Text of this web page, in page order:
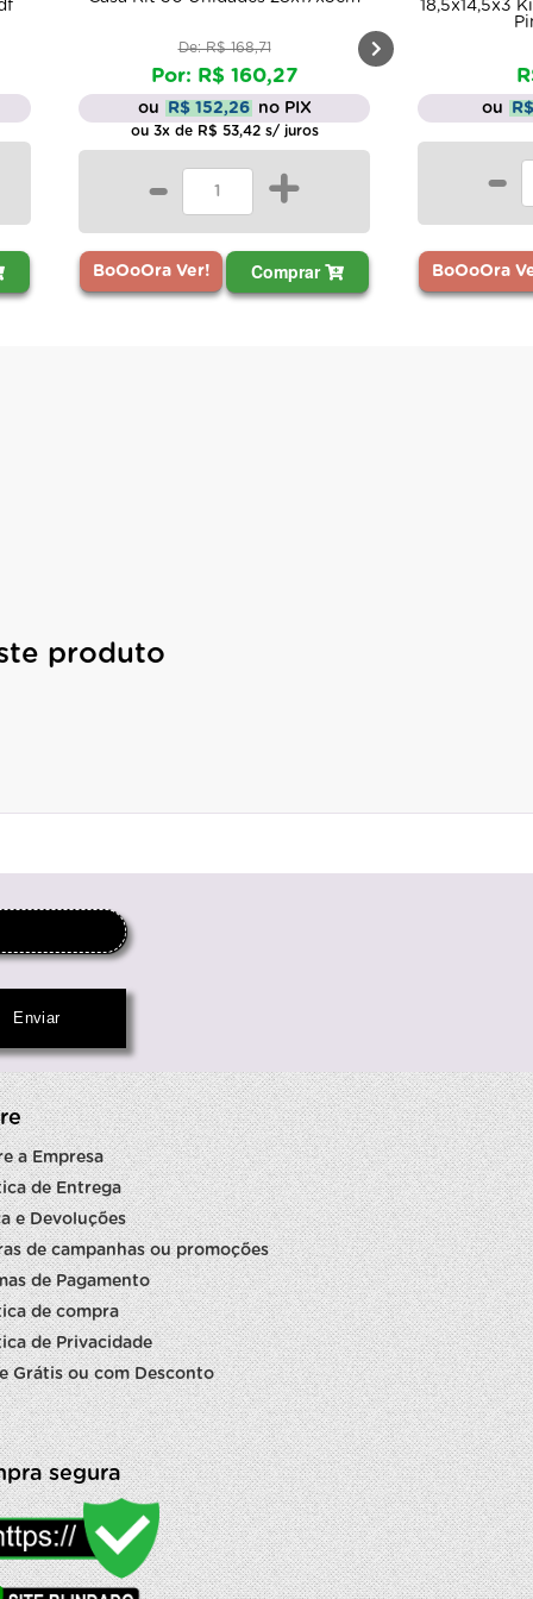
18,5x14,5x3 Kit 3 Unidades Madeira
R$ 40,54
ou R$ 38,51 no PIX
- +
BoOoOra Ver! Comprar
Páscoa
ou
-
BoOoOra
produto
a Empresa
de Entrega
e Devoluções
de campanhas ou promoções
de Pagamento
de compra
de Privacidade
Grátis ou com Desconto
segura